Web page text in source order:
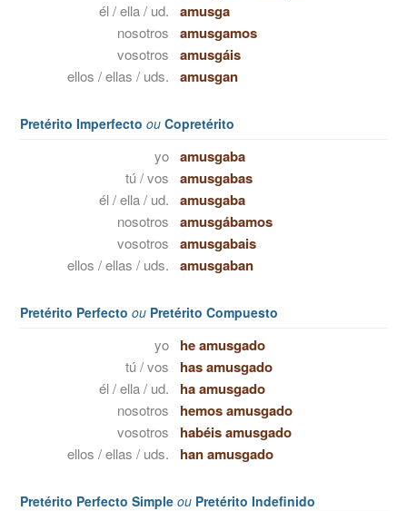
él / ella / ud. amusga
nosotros amusgamos
vosotros amusgáis
ellos / ellas / uds. amusgan
Pretérito Imperfecto ou Copretérito
yo amusgaba
tú / vos amusgabas
él / ella / ud. amusgaba
nosotros amusgábamos
vosotros amusgabais
ellos / ellas / uds. amusgaban
Pretérito Perfecto ou Pretérito Compuesto
yo he amusgado
tú / vos has amusgado
él / ella / ud. ha amusgado
nosotros hemos amusgado
vosotros habéis amusgado
ellos / ellas / uds. han amusgado
Pretérito Perfecto Simple ou Pretérito Indefinido